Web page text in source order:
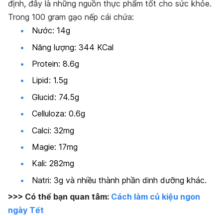
định, đây là những nguồn thực phẩm tốt cho sức khỏe.
Trong 100 gram gạo nếp cái chứa:
Nước: 14g
Năng lượng: 344 KCal
Protein: 8.6g
Lipid: 1.5g
Glucid: 74.5g
Celluloza: 0.6g
Calci: 32mg
Magie: 17mg
Kali: 282mg
Natri: 3g và nhiều thành phần dinh dưỡng khác.
>>> Có thể bạn quan tâm: Cách làm củ kiệu ngon
ngày Tết